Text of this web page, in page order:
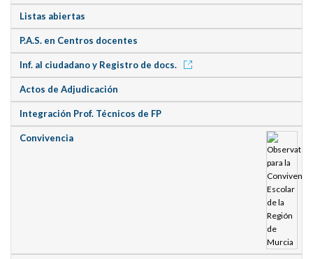
Listas abiertas
P.A.S. en Centros docentes
Inf. al ciudadano y Registro de docs.
Actos de Adjudicación
Integración Prof. Técnicos de FP
Convivencia